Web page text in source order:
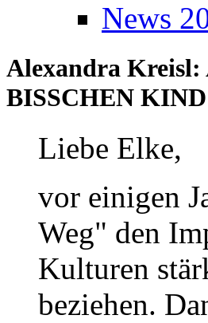
News
Alexandra Kreisl:
BISSCHEN KIND
Liebe Elke,
vor einigen
Weg" den
Kulturen
beziehen.